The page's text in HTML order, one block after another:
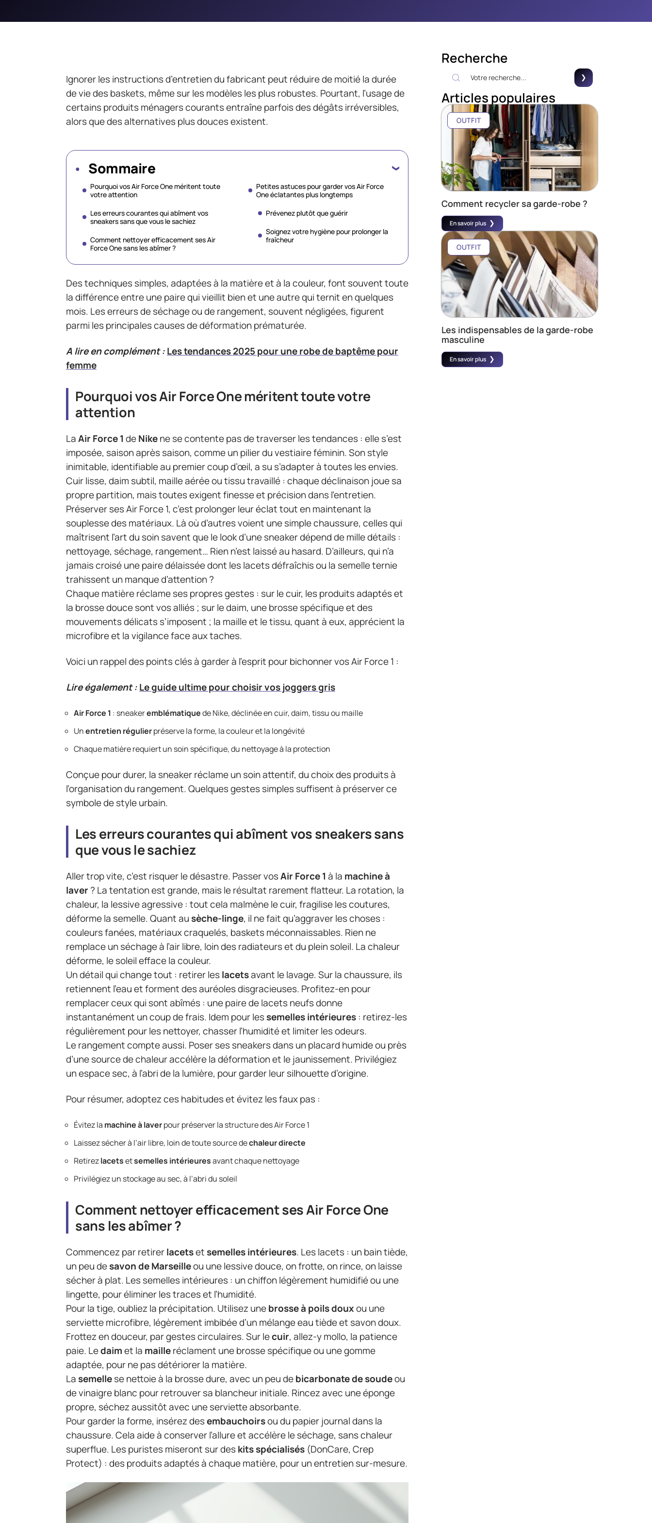
Ignorer les instructions d’entretien du fabricant peut réduire de moitié la durée
de vie des baskets, même sur les modèles les plus robustes. Pourtant, l’usage de
certains produits ménagers courants entraîne parfois des dégâts irréversibles,
alors que des alternatives plus douces existent.
Sommaire
Pourquoi vos Air Force One méritent toute
votre attention
Les erreurs courantes qui abîment vos
sneakers sans que vous le sachiez
Comment nettoyer efficacement ses Air
Force One sans les abîmer ?
Petites astuces pour garder vos Air Force
One éclatantes plus longtemps
Prévenez plutôt que guérir
Soignez votre hygiène pour prolonger la
fraîcheur
Des techniques simples, adaptées à la matière et à la couleur, font souvent toute
la différence entre une paire qui vieillit bien et une autre qui ternit en quelques
mois. Les erreurs de séchage ou de rangement, souvent négligées, figurent
parmi les principales causes de déformation prématurée.
A lire en complément :Les tendances 2025 pour une robe de baptême pour
femme
Pourquoi vos Air Force One méritent toute votre
attention
LaAir Force 1 deNikene se contente pas de traverser les tendances : elle s’est
imposée, saison après saison, comme un pilier du vestiaire féminin. Son style
inimitable, identifiable au premier coup d’œil, a su s’adapter à toutes les envies.
Cuir lisse, daim subtil, maille aérée ou tissu travaillé : chaque déclinaison joue sa
propre partition, mais toutes exigent finesse et précision dans l’entretien.
Préserver ses Air Force 1, c’est prolonger leur éclat tout en maintenant la
souplesse des matériaux. Là où d’autres voient une simple chaussure, celles qui
maîtrisent l’art du soin savent que le look d’une sneaker dépend de mille détails :
nettoyage, séchage, rangement… Rien n’est laissé au hasard. D’ailleurs, qui n’a
jamais croisé une paire délaissée dont les lacets défraîchis ou la semelle ternie
trahissent un manque d’attention ?
Chaque matière réclame ses propres gestes : sur le cuir, les produits adaptés et
la brosse douce sont vos alliés ; sur le daim, une brosse spécifique et des
mouvements délicats s’imposent ; la maille et le tissu, quant à eux, apprécient la
microfibre et la vigilance face aux taches.
Voici un rappel des points clés à garder à l’esprit pour bichonner vos Air Force 1 :
Lire également :Le guide ultime pour choisir vos joggers gris
Air Force 1 : sneakeremblématiquede Nike, déclinée en cuir, daim, tissu ou maille
Unentretien régulierpréserve la forme, la couleur et la longévité
Chaque matière requiert un soin spécifique, du nettoyage à la protection
Conçue pour durer, la sneaker réclame un soin attentif, du choix des produits à
l’organisation du rangement. Quelques gestes simples suffisent à préserver ce
symbole de style urbain.
Les erreurs courantes qui abîment vos sneakers sans
que vous le sachiez
Aller trop vite, c’est risquer le désastre. Passer vosAir Force 1 à la machine à
laver? La tentation est grande, mais le résultat rarement flatteur. La rotation, la
chaleur, la lessive agressive : tout cela malmène le cuir, fragilise les coutures,
déforme la semelle. Quant au sèche-linge, il ne fait qu’aggraver les choses :
couleurs fanées, matériaux craquelés, baskets méconnaissables. Rien ne
remplace un séchage à l’air libre, loin des radiateurs et du plein soleil. La chaleur
déforme, le soleil efface la couleur.
Un détail qui change tout : retirer leslacetsavant le lavage. Sur la chaussure, ils
retiennent l’eau et forment des auréoles disgracieuses. Profitez-en pour
remplacer ceux qui sont abîmés : une paire de lacets neufs donne
instantanément un coup de frais. Idem pour lessemelles intérieures : retirez-les
régulièrement pour les nettoyer, chasser l’humidité et limiter les odeurs.
Le rangement compte aussi. Poser ses sneakers dans un placard humide ou près
d’une source de chaleur accélère la déformation et le jaunissement. Privilégiez
un espace sec, à l’abri de la lumière, pour garder leur silhouette d’origine.
Pour résumer, adoptez ces habitudes et évitez les faux pas :
Évitez la machine à laverpour préserver la structure des Air Force 1
Laissez sécher à l’air libre, loin de toute source dechaleur directe
Retirezlacetsetsemelles intérieuresavant chaque nettoyage
Privilégiez un stockage au sec, à l’abri du soleil
Comment nettoyer efficacement ses Air Force One
sans les abîmer ?
Commencez par retirerlacetset semelles intérieures. Les lacets : un bain tiède,
un peu desavon de Marseilleou une lessive douce, on frotte, on rince, on laisse
sécher à plat. Les semelles intérieures : un chiffon légèrement humidifié ou une
lingette, pour éliminer les traces et l’humidité.
Pour la tige, oubliez la précipitation. Utilisez unebrosse à poils douxou une
serviette microfibre, légèrement imbibée d’un mélange eau tiède et savon doux.
Frottez en douceur, par gestes circulaires. Sur lecuir, allez-y mollo, la patience
paie. Ledaimet la mailleréclament une brosse spécifique ou une gomme
adaptée, pour ne pas détériorer la matière.
La semellese nettoie à la brosse dure, avec un peu debicarbonate de soudeou
de vinaigre blanc pour retrouver sa blancheur initiale. Rincez avec une éponge
propre, séchez aussitôt avec une serviette absorbante.
Pour garder la forme, insérez desembauchoirsou du papier journal dans la
chaussure. Cela aide à conserver l’allure et accélère le séchage, sans chaleur
superflue. Les puristes miseront sur deskits spécialisés (DonCare, Crep
Protect) : des produits adaptés à chaque matière, pour un entretien sur-mesure.
Recherche
Articles populaires
OUTFIT
Comment recycler sa garde-robe ?
En savoir plus
OUTFIT
Les indispensables de la garde-robe
masculine
En savoir plus